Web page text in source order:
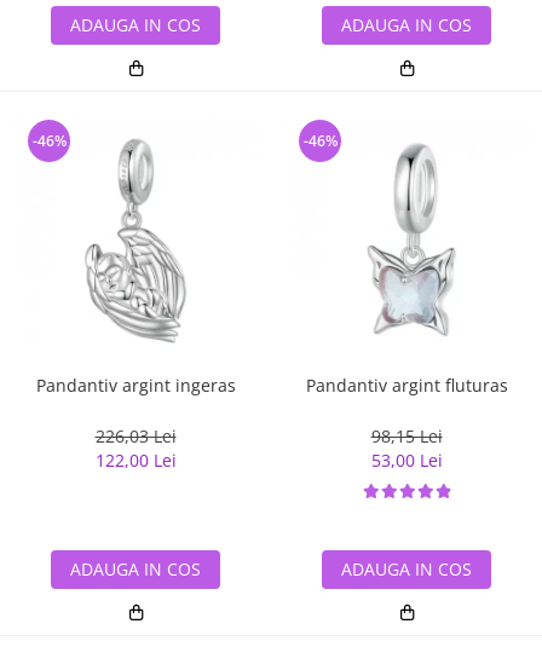
ADAUGA IN COS ADAUGA IN COS
Pandantiv argint ingeras
226,03 Lei
122,00 Lei
-46%
ADAUGA IN COS
Pandantiv argint fluturas
98,15 Lei
53,00 Lei
-46%
ADAUGA IN COS